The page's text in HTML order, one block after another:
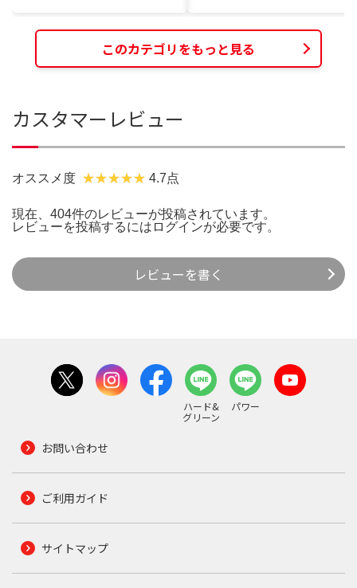
このカテゴリをもっと見る
カスタマーレビュー
オススメ度 4.7点
現在、404件のレビューが投稿されています。
レビューを投稿するには ログインが必要です。
レビューを書く
ハード&
グリーン
パワー
お問い合わせ
ご利用ガイド
サイトマップ